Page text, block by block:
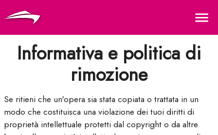
Informativa e politica di
rimozione
Se ritieni che un'opera sia stata copiata o trattata in un
modo che costituisca una violazione dei tuoi diritti di
proprietà intellettuale protetti dal copyright o da altre